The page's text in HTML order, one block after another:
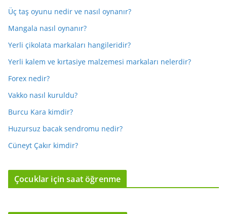
Üç taş oyunu nedir ve nasıl oynanır?
Mangala nasıl oynanır?
Yerli çikolata markaları hangileridir?
Yerli kalem ve kırtasiye malzemesi markaları nelerdir?
Forex nedir?
Vakko nasıl kuruldu?
Burcu Kara kimdir?
Huzursuz bacak sendromu nedir?
Cüneyt Çakır kimdir?
Çocuklar için saat öğrenme